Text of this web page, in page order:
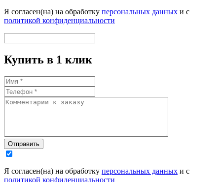
Я согласен(на) на обработку персональных данных и с
политикой конфиденциальности
Купить в 1 клик
Отправить
Я согласен(на) на обработку персональных данных и с
политикой конфиденциальности